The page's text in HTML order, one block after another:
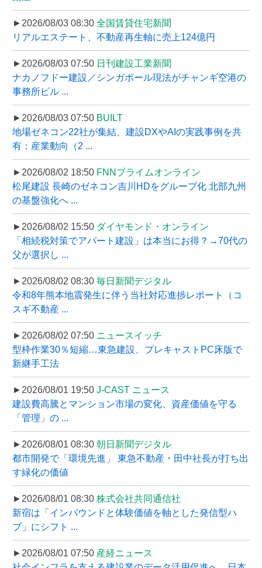
►2026/08/03 08:30 全国賃貸住宅新聞
リアルエステート、不動産再生軸に売上124億円
►2026/08/03 07:50 日刊建設工業新聞
ナカノフドー建設／シンガポール現法がチャンギ空港の
事務所ビル ...
►2026/08/03 07:50 BUILT
地場ゼネコン22社が集結、建設DXやAIの実践事例を共
有：産業動向（2 ...
►2026/08/02 18:50 FNNプライムオンライン
松尾建設 長崎のゼネコン吉川HDをグループ化 北部九州
の基盤強化へ ...
►2026/08/02 15:50 ダイヤモンド・オンライン
「相続税対策でアパート建設」は本当にお得？→70代の
父が選択し ...
►2026/08/02 08:30 毎日新聞デジタル
令和8年熊本地震発生に伴う当社対応進捗レポート（コ
スギ不動産 ...
►2026/08/02 07:50 ニュースイッチ
型枠作業30％短縮…東急建設、プレキャストPC床版で
新継手工法
►2026/08/01 19:50 J-CAST ニュース
建設費高騰とマンション市場の変化、資産価値を守る
「管理」の ...
►2026/08/01 08:30 朝日新聞デジタル
都市開発で「環境先進」 東急不動産・田中社長が打ち出
す緑化の価値
►2026/08/01 08:30 株式会社共同通信社
新宿は「インバウンドと体験価値を軸とした発信型ハ
ブ」にシフト ...
►2026/08/01 07:50 産経ニュース